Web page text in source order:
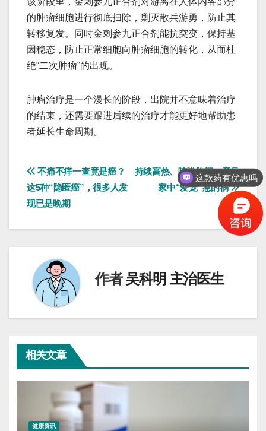
的肿瘤细胞进行彻底扫除，剿灭散兵游勇，防止其
转移复发。同时金刺参九正合剂能抗突变，保持基
因稳态，防止正常细胞向肿瘤细胞的转化，从而杜
绝“二次肿瘤”的出现。
肿瘤治疗是一个漫长的阶段，出院并不意味着治疗
的结束，还需要跟进后续的治疗才能更好地帮助患
者延长生命周期。
文
章
导
持续高热、咳嗽胸闷，竟是
家中“爱宠”惹的祸
不痛不痒一查竟是癌？
这5种“隐匿癌”，很多人发
现已是晚期
作者吴科明 主治医生
相关文章
健康资讯
这款药有优惠吗